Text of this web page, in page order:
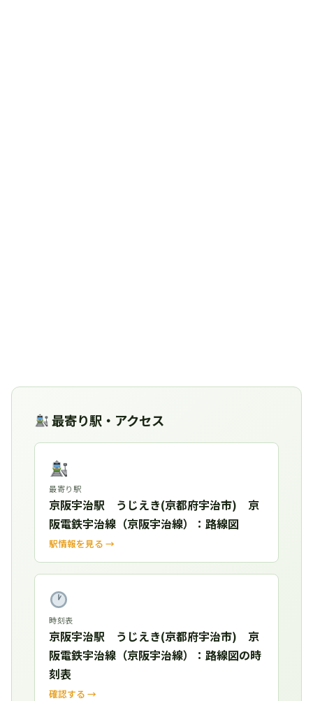
最寄り駅・アクセス
最寄り駅
京阪宇治駅 うじえき(京都府宇治市) 京
阪電鉄宇治線（京阪宇治線）：路線図
駅情報を見る →
時刻表
京阪宇治駅 うじえき(京都府宇治市) 京
阪電鉄宇治線（京阪宇治線）：路線図の時
刻表
確認する →